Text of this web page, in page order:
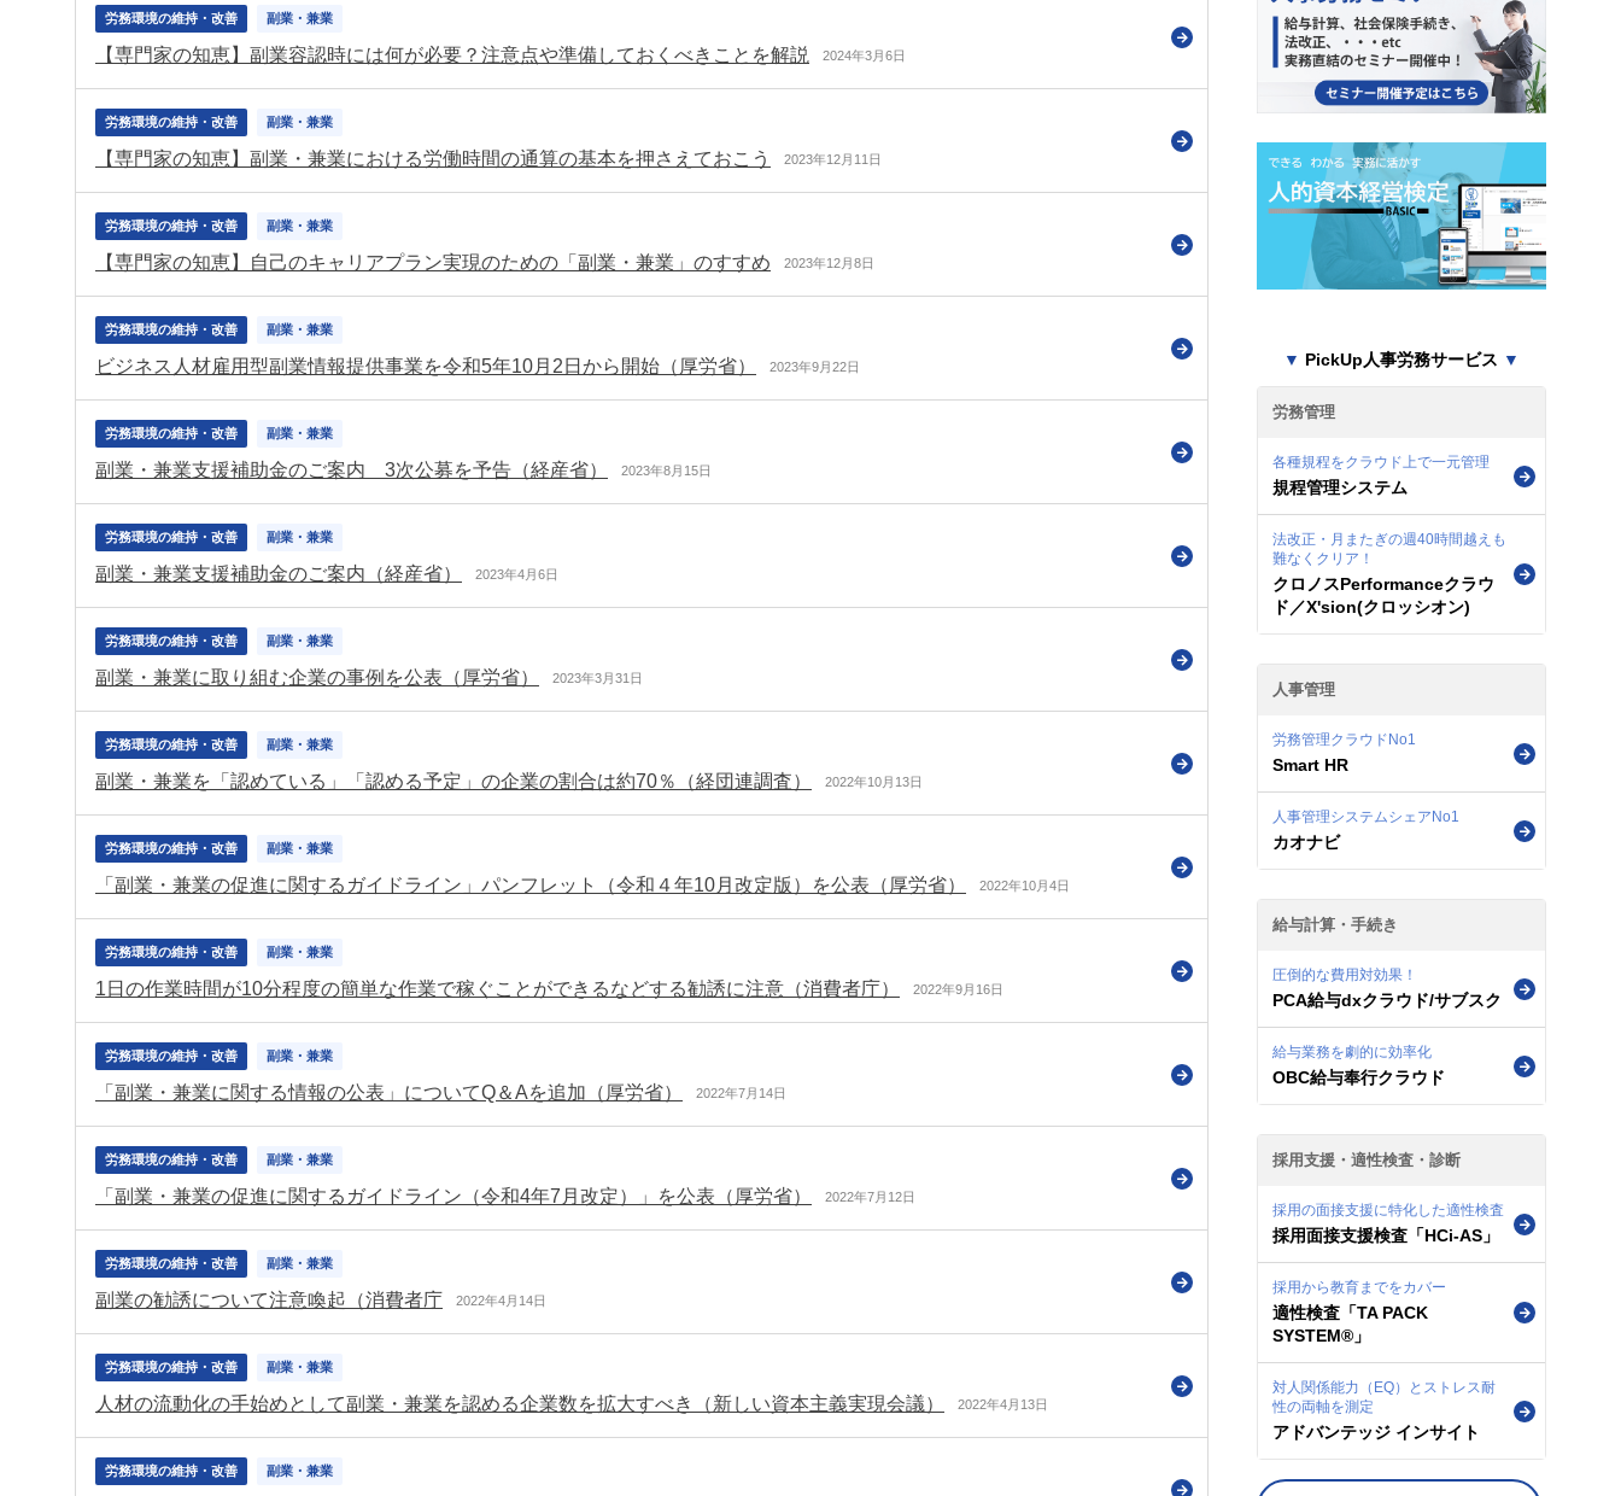
労務環境の維持・改善 副業・兼業
【専門家の知恵】副業容認時には何が必要？注意点や準備しておくべきことを解説 2024年3月6日
労務環境の維持・改善 副業・兼業
【専門家の知恵】副業・兼業における労働時間の通算の基本を押さえておこう 2023年12月11日
労務環境の維持・改善 副業・兼業
【専門家の知恵】自己のキャリアプラン実現のための「副業・兼業」のすすめ 2023年12月8日
労務環境の維持・改善 副業・兼業
ビジネス人材雇用型副業情報提供事業を令和5年10月2日から開始（厚労省） 2023年9月22日
労務環境の維持・改善 副業・兼業
副業・兼業支援補助金のご案内 3次公募を予告（経産省） 2023年8月15日
労務環境の維持・改善 副業・兼業
副業・兼業支援補助金のご案内（経産省） 2023年4月6日
労務環境の維持・改善 副業・兼業
副業・兼業に取り組む企業の事例を公表（厚労省） 2023年3月31日
労務環境の維持・改善 副業・兼業
副業・兼業を「認めている」「認める予定」の企業の割合は約70％（経団連調査） 2022年10月13日
労務環境の維持・改善 副業・兼業
「副業・兼業の促進に関するガイドライン」パンフレット（令和４年10月改定版）を公表（厚労省） 2022年10月4日
労務環境の維持・改善 副業・兼業
1日の作業時間が10分程度の簡単な作業で稼ぐことができるなどする勧誘に注意（消費者庁） 2022年9月16日
労務環境の維持・改善 副業・兼業
「副業・兼業に関する情報の公表」についてQ＆Aを追加（厚労省） 2022年7月14日
労務環境の維持・改善 副業・兼業
「副業・兼業の促進に関するガイドライン（令和4年7月改定）」を公表（厚労省） 2022年7月12日
労務環境の維持・改善 副業・兼業
副業の勧誘について注意喚起（消費者庁 2022年4月14日
労務環境の維持・改善 副業・兼業
人材の流動化の手始めとして副業・兼業を認める企業数を拡大すべき（新しい資本主義実現会議） 2022年4月13日
労務環境の維持・改善 副業・兼業
▼ PickUp人事労務サービス ▼
労務管理
各種規程をクラウド上で一元管理
規程管理システム
法改正・月またぎの週40時間越えも
難なくクリア！
クロノスPerformanceクラウ
ド／X'sion(クロッシオン)
人事管理
労務管理クラウドNo1
Smart HR
人事管理システムシェアNo1
カオナビ
給与計算・手続き
圧倒的な費用対効果！
PCA給与dxクラウド/サブスク
給与業務を劇的に効率化
OBC給与奉行クラウド
採用支援・適性検査・診断
採用の面接支援に特化した適性検査
採用面接支援検査「HCi-AS」
採用から教育までをカバー
適性検査「TA PACK
SYSTEM®」
対人関係能力（EQ）とストレス耐
性の両軸を測定
アドバンテッジ インサイト